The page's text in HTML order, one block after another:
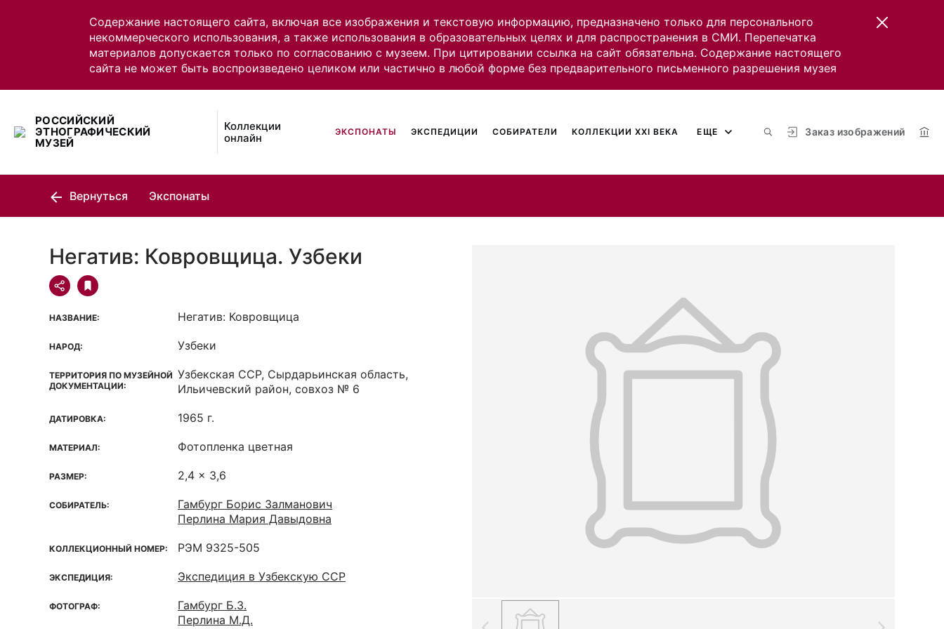
Содержание настоящего сайта, включая все изображения и текстовую информацию, предназначено только для персонального
некоммерческого использования, а также использования в образовательных целях и для распространения в СМИ. Перепечатка
материалов допускается только по согласованию с музеем. При цитировании ссылка на сайт обязательна. Содержание настоящего
сайта не может быть воспроизведено целиком или частично в любой форме без предварительного письменного разрешения музея
РОССИЙСКИЙ
ЭТНОГРАФИЧЕСКИЙ
МУЗЕЙ
Коллекции
онлайн
Заказ изображений
ЭКСПОНАТЫ ЭКСПЕДИЦИИ СОБИРАТЕЛИ КОЛЛЕКЦИИ XXI ВЕКА ЕЩЕ
Вернуться Экспонаты
Негатив: Ковровщица. Узбеки
НАЗВАНИЕ: Негатив: Ковровщица
НАРОД: Узбеки
ТЕРРИТОРИЯ ПО МУЗЕЙНОЙ
ДОКУМЕНТАЦИИ:
Узбекская ССР, Сырдарьинская область,
Ильичевский район, совхоз № 6
ДАТИРОВКА: 1965 г.
МАТЕРИАЛ: Фотопленка цветная
РАЗМЕР: 2,4 x 3,6
СОБИРАТЕЛЬ:
Гамбург Борис Залманович
Перлина Мария Давыдовна
КОЛЛЕКЦИОННЫЙ НОМЕР: РЭМ 9325-505
ЭКСПЕДИЦИЯ: Экспедиция в Узбекскую ССР
ФОТОГРАФ:
Гамбург Б.З.
Перлина М.Д.